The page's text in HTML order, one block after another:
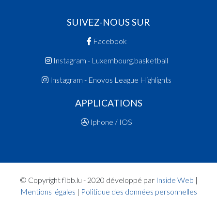
SUIVEZ-NOUS SUR
Facebook
Instagram - Luxembourg.basketball
Instagram - Enovos League Highlights
APPLICATIONS
Iphone / IOS
© Copyright flbb.lu - 2020 développé par Inside Web |
Mentions légales | Politique des données personnelles